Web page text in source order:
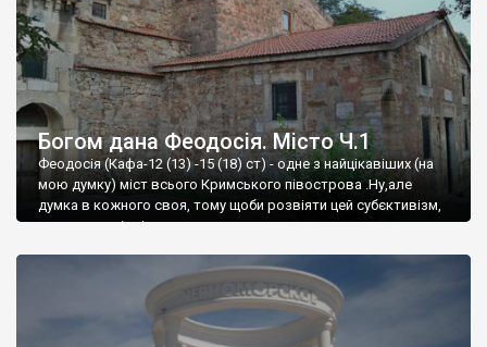
Богом дана Феодосія. Місто Ч.1
Феодосія (Кафа-12 (13) -15 (18) ст) - одне з найцікавіших (на
мою думку) міст всього Кримського півострова .Ну,але
думка в кожного своя, тому щоби розвіяти цей субєктивізм,
запрошую відвідати це